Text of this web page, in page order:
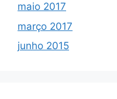
maio 2017
março 2017
junho 2015